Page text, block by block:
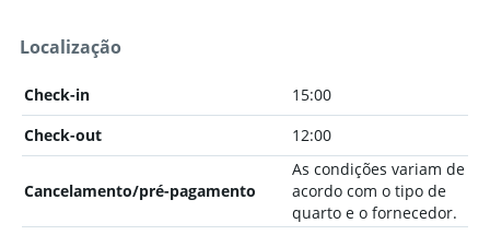
Localização
Check-in
15:00
Check-out
12:00
Cancelamento/pré-pagamento
As condições variam de
acordo com o tipo de
quarto e o fornecedor.